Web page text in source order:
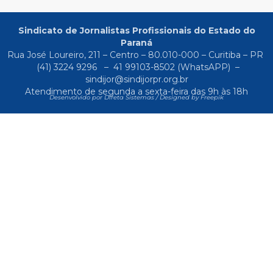
Sindicato de Jornalistas Profissionais do Estado do
Paraná
Rua José Loureiro, 211 – Centro – 80.010-000 – Curitiba – PR
(41) 3224 9296
– 41 99103-8502(WhatsAPP) –
sindijor@sindijorpr.org.br
Atendimento de segunda a sexta-feira das 9h às 18h
Desenvolvido por Direta Sistemas /Designed by Freepik